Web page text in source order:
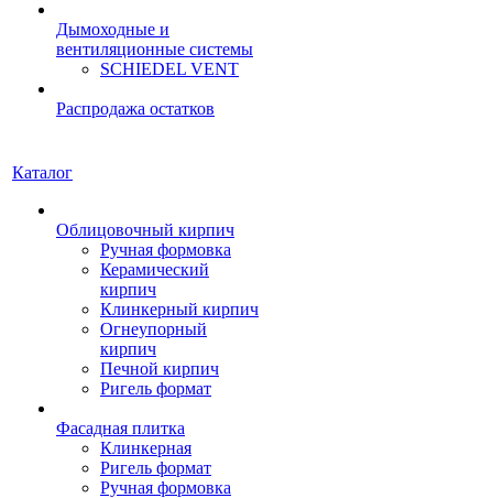
Дымоходные и
вентиляционные системы
SCHIEDEL VENT
Распродажа остатков
Каталог
Облицовочный кирпич
Ручная формовка
Керамический
кирпич
Клинкерный кирпич
Огнеупорный
кирпич
Печной кирпич
Ригель формат
Фасадная плитка
Клинкерная
Ригель формат
Ручная формовка